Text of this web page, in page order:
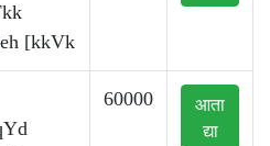
[kkVk
60000
आता
द्या